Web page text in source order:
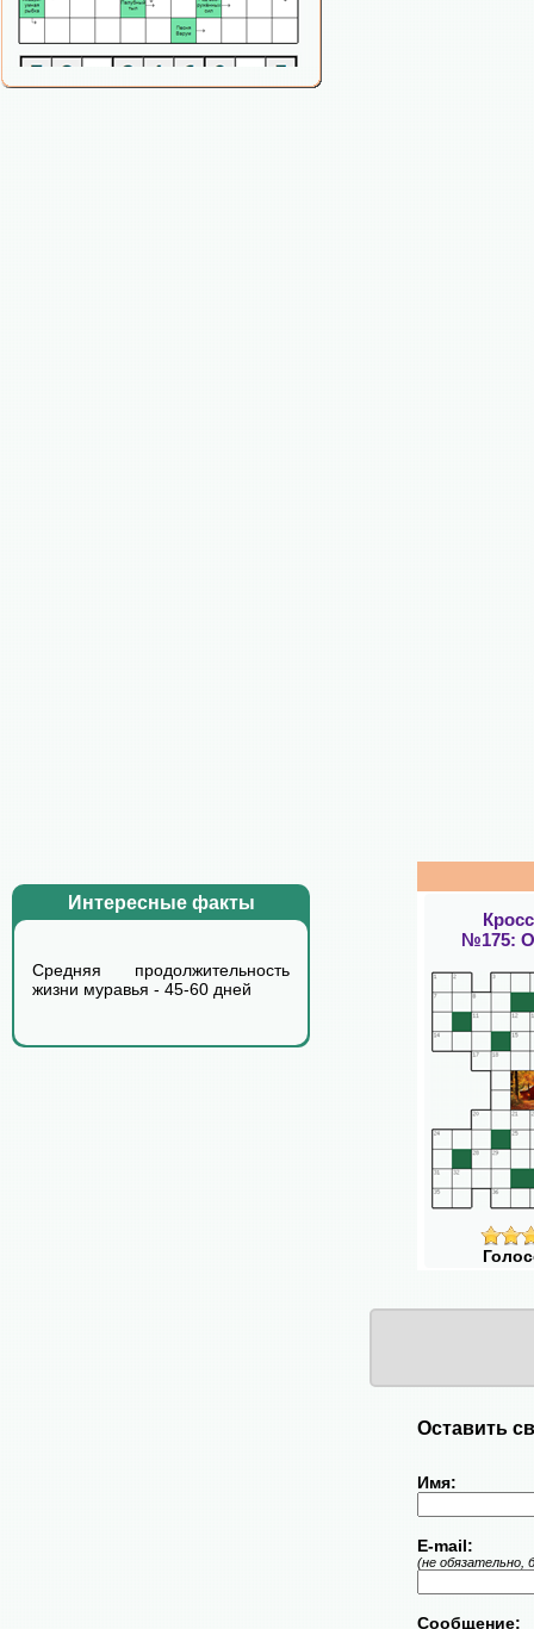
Интересные факты
Средняя продолжительность
жизни муравья - 45-60 дней
№175:
Оставить
Имя:
E-mail:
(не обязательно,
Сообщение: